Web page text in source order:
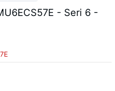
- Seri 6 -